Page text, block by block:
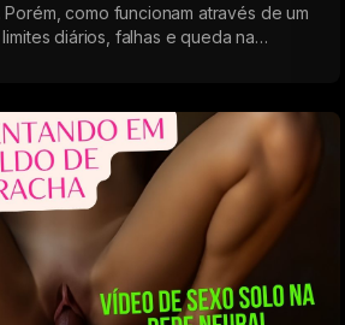
como funcionam através de um
diários, falhas e queda na